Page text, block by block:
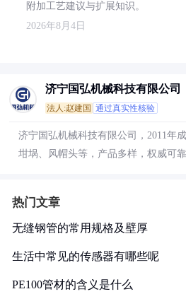
附加工艺建议与扩展知识。
2026年8月4日
济宁国弘机械科技有限公司
法人:赵建国 通过真实性核验
济宁国弘机械科技有限公司，2011年
坩埚、风帽头等，产品多样，权威可靠
热门文章
无缝钢管的常用规格及壁厚
生活中常见的传感器有哪些呢
PE100管材的含义是什么